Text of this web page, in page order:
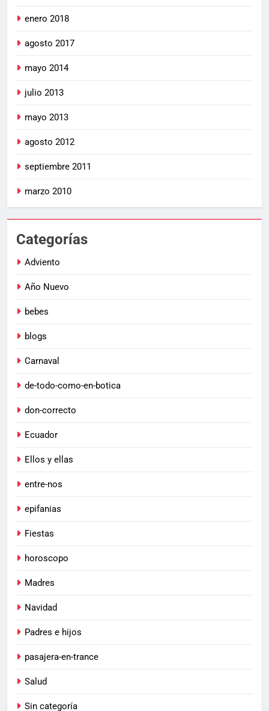
enero 2018
agosto 2017
mayo 2014
julio 2013
mayo 2013
agosto 2012
septiembre 2011
marzo 2010
Categorías
Adviento
Año Nuevo
bebes
blogs
Carnaval
de-todo-como-en-botica
don-correcto
Ecuador
Ellos y ellas
entre-nos
epifanias
Fiestas
horoscopo
Madres
Navidad
Padres e hijos
pasajera-en-trance
Salud
Sin categoría